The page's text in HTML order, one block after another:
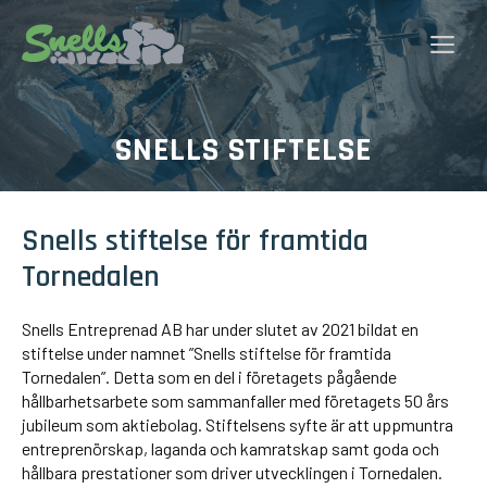
innehåll
SNELLS STIFTELSE
Snells stiftelse för framtida
Tornedalen
Snells Entreprenad AB har under slutet av 2021 bildat en
stiftelse under namnet ”Snells stiftelse för framtida
Tornedalen”. Detta som en del i företagets pågående
hållbarhetsarbete som sammanfaller med företagets 50 års
jubileum som aktiebolag. Stiftelsens syfte är att uppmuntra
entreprenörskap, laganda och kamratskap samt goda och
hållbara prestationer som driver utvecklingen i Tornedalen.